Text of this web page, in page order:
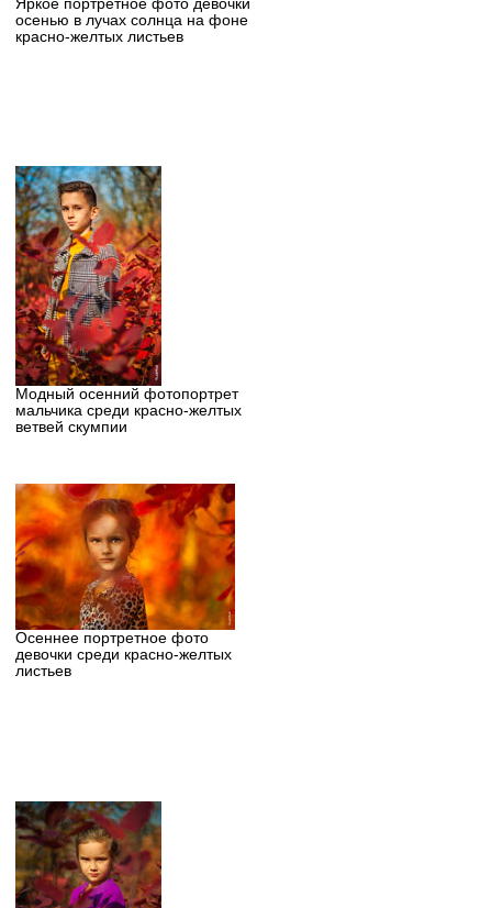
Яркое портретное фото девочки
осенью в лучах солнца на фоне
красно-желтых листьев
Модный осенний фотопортрет
мальчика среди красно-желтых
ветвей скумпии
Осеннее портретное фото
девочки среди красно-желтых
листьев